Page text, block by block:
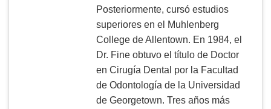
Posteriormente, cursó estudios
superiores en el Muhlenberg
College de Allentown. En 1984, el
Dr. Fine obtuvo el título de Doctor
en Cirugía Dental por la Facultad
de Odontología de la Universidad
de Georgetown. Tres años más